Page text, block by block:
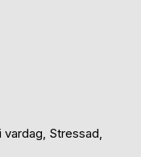
Stressad,